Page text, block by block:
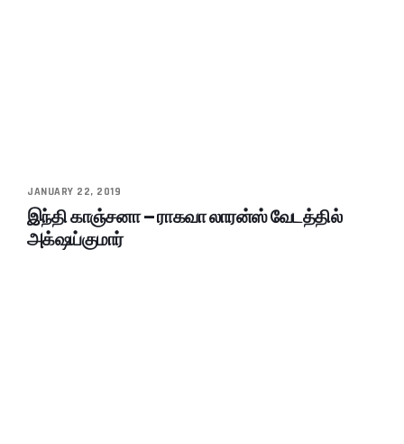
JANUARY 22, 2019
இந்தி காஞ்சனா – ராகவா லாரன்ஸ் வேடத்தில்
அக்‌ஷய்குமார்